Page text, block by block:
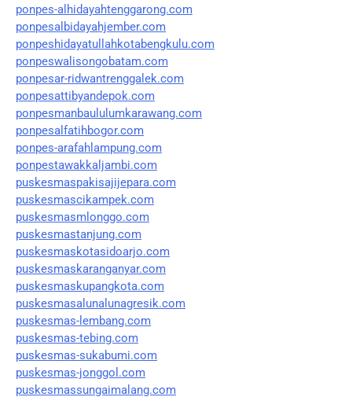
ponpes-alhidayahtenggarong.com
ponpesalbidayahjember.com
ponpeshidayatullahkotabengkulu.com
ponpeswalisongobatam.com
ponpesar-ridwantrenggalek.com
ponpesattibyandepok.com
ponpesmanbaululumkarawang.com
ponpesalfatihbogor.com
ponpes-arafahlampung.com
ponpestawakkaljambi.com
puskesmaspakisajijepara.com
puskesmascikampek.com
puskesmasmlonggo.com
puskesmastanjung.com
puskesmaskotasidoarjo.com
puskesmaskaranganyar.com
puskesmaskupangkota.com
puskesmasalunalunagresik.com
puskesmas-lembang.com
puskesmas-tebing.com
puskesmas-sukabumi.com
puskesmas-jonggol.com
puskesmassungaimalang.com